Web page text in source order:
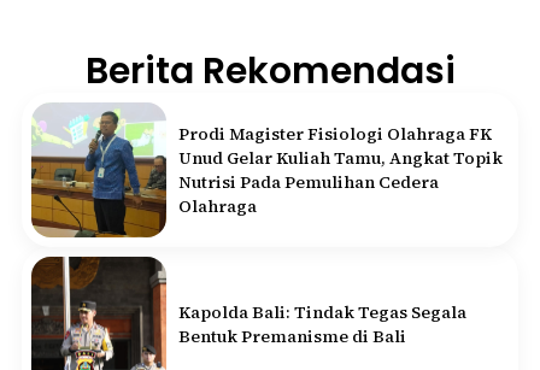
Berita Rekomendasi
Prodi Magister Fisiologi Olahraga FK
Unud Gelar Kuliah Tamu, Angkat Topik
Nutrisi Pada Pemulihan Cedera
Olahraga
Kapolda Bali: Tindak Tegas Segala
Bentuk Premanisme di Bali